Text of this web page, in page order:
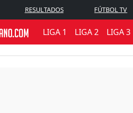
RESULTADOS FÚTBOL TV
LIGA 1 LIGA 2 LIGA 3